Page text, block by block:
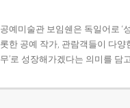
공예미술관 보임쉔은 독일어로 ‘
롯한 공예 작가, 관람객들이 다양
무’로 성장해가겠다는 의미를 담